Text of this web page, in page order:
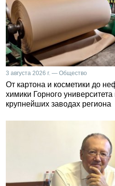
3 августа 2026 г. — Общество
От картона и косметики до
химики Горного
крупнейших заводах региона